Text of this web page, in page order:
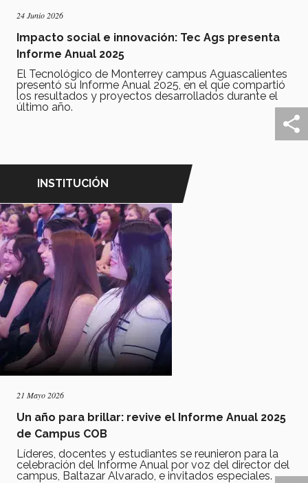
24 Junio 2026
Impacto social e innovación: Tec Ags presenta
Informe Anual 2025
El Tecnológico de Monterrey campus Aguascalientes
presentó su Informe Anual 2025, en el que compartió
los resultados y proyectos desarrollados durante el
último año.
INSTITUCIÓN
21 Mayo 2026
Un año para brillar: revive el Informe Anual 2025
de Campus COB
Líderes, docentes y estudiantes se reunieron para la
celebración del Informe Anual por voz del director del
campus, Baltazar Alvarado, e invitados especiales.